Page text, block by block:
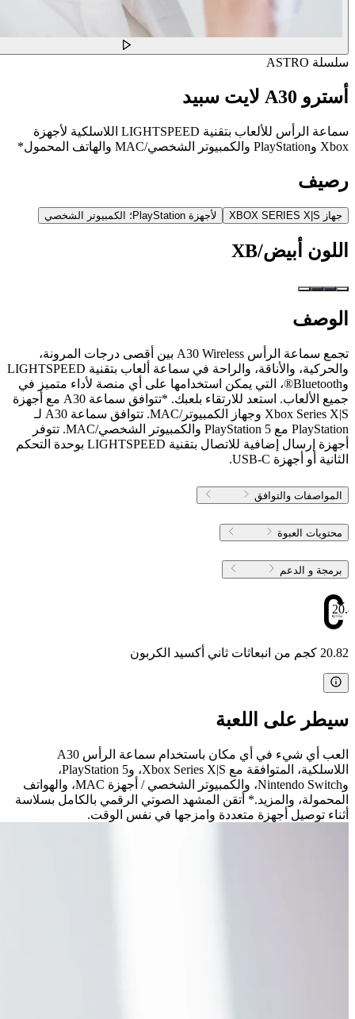
سلسلة ASTRO
أسترو A30 لايت سبيد
سماعة الرأس للألعاب بتقنية LIGHTSPEED اللاسلكية لأجهزة
Xbox وPlayStation والكمبيوتر الشخصي/MAC والهاتف المحمول*
رصيف
جهاز XBOX SERIES X|S لأجهزة PlayStation؛ الكمبيوتر الشخصي
اللون أبيض/XB
الوصف
تجمع سماعة الرأس A30 Wireless بين أقصى درجات المرونة،
والحركية، والأناقة، والراحة في سماعة ألعاب بتقنية LIGHTSPEED
وBluetooth®، التي يمكن استخدامها على أي منصة لأداء متميز في
جميع الألعاب. استعد للارتقاء بلعبك. *تتوافق سماعة A30 مع أجهزة
Xbox Series X|S وجهاز الكمبيوتر/MAC. تتوافق سماعة A30 لـ
PlayStation مع PlayStation 5 والكمبيوتر الشخصي/MAC. تتوفر
أجهزة إرسال إضافية للاتصال بتقنية LIGHTSPEED بوحدة التحكم
الثانية أو أجهزة USB-C.
المواصفات والتوافق
محتويات العبوة
برمجة و الدعم
20.82 كجم من انبعاثات ثاني أكسيد الكربون
سيطر على اللعبة
العب أي شيء في أي مكان باستخدام سماعة الرأس A30
اللاسلكية، المتوافقة مع Xbox Series X|S، وPlayStation 5،
وNintendo Switch، والكمبيوتر الشخصي / أجهزة MAC، والهواتف
المحمولة، والمزيد.* أتقن المشهد الصوتي الرقمي بالكامل بسلاسة
أثناء توصيل أجهزة متعددة وامزجها في نفس الوقت.